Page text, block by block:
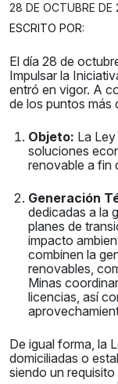
28 DE OCTUBRE DE
ESCRITO POR:
El día 28 de
Impulsar la
entró en vigor. A
de los puntos más
Objeto: La
soluciones
renovable a fin
Generación
dedicadas a la
planes de
impacto
combinen la
renovables,
Minas
licencias, así
De igual forma, la
domiciliadas o
siendo un